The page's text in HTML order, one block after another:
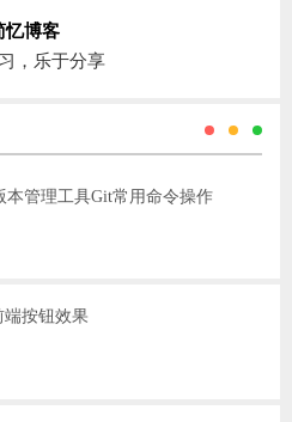
忆博客
，乐于分享
本管理工具Git常用命令操作
端按钮效果